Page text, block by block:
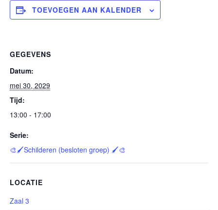
TOEVOEGEN AAN KALENDER
GEGEVENS
Datum:
mei 30, 2029
Tijd:
13:00 - 17:00
Serie:
🎨🖌️Schilderen (besloten groep) 🖌️🎨
LOCATIE
Zaal 3